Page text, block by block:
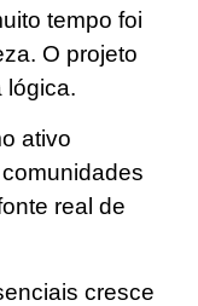
tempo foi
O projeto
lógica.
ativo
real de
cresce